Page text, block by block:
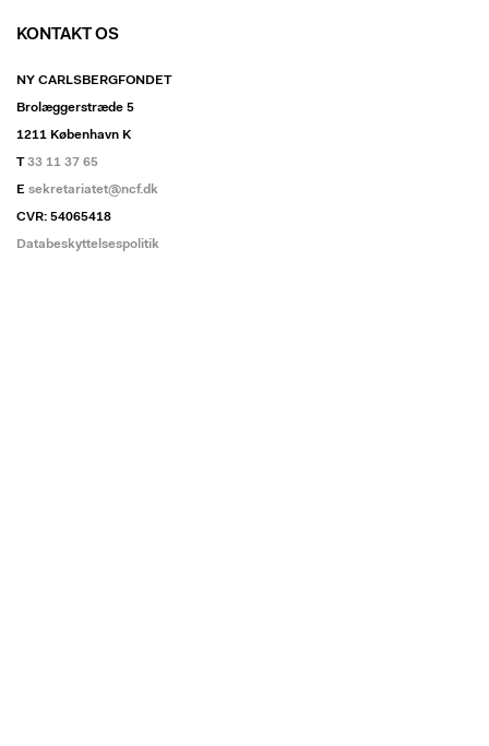
KONTAKT OS
NY CARLSBERGFONDET
Brolæggerstræde 5
1211 København K
T33 11 37 65
E sekretariatet@ncf.dk
CVR: 54065418
Databeskyttelsespolitik